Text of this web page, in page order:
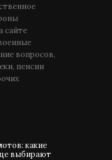
сайте
вопросов,
пенсии
какие
выбирают